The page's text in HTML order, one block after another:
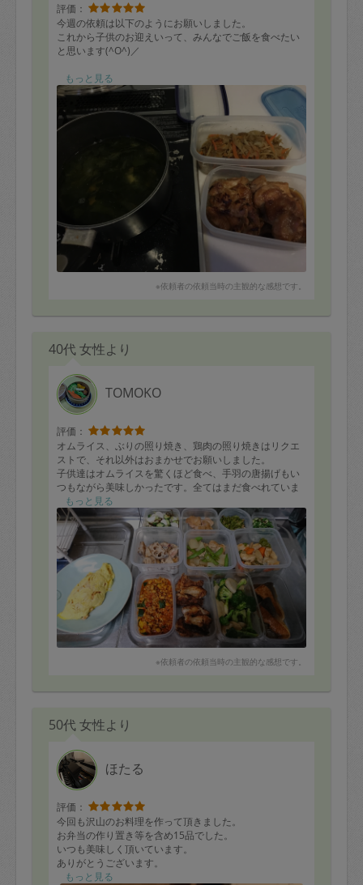
評価：
今週の依頼は以下のようにお願いしました。
これから子供のお迎えいって、みんなでご飯を食べたい
と思います(^O^)／
使用していたザルが壊れていたようでご連絡ありがとう
ございました。
2歳も食べられるものでお任せでお願いします。
副菜1品→きんぴら
にんじん、ゴボウ全て1本使い切ってください。
もっと見る
※依頼者の依頼当時の主観的な感想です。
40代 女性より
TOMOKO
評価：
オムライス、ぶりの照り焼き、鶏肉の照り焼きはリクエ
ストで、それ以外はおまかせでお願いしました。
子供達はオムライスを驚くほど食べ、手羽の唐揚げもい
つもながら美味しかったです。全てはまだ食べれていま
せんが、鶏肉と大豆のトマト煮が気に入りました。いつ
もながら、バラエティーにとんだお料理で、どれも美味
しくて朝ごはん、お弁当、夕御飯とほとんど自分で料理
をしなくてすみ、助かっています。また、仕事帰りに献
立に悩んでいた時間を他のことに使えてとてもありがた
いです。いつもありがとうございます！
もっと見る
※依頼者の依頼当時の主観的な感想です。
50代 女性より
ほたる
評価：
今回も沢山のお料理を作って頂きました。
お弁当の作り置き等を含め15品でした。
いつも美味しく頂いています。
ありがとうございます。
もっと見る